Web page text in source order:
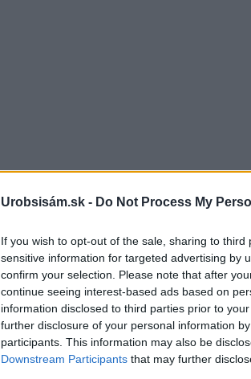
Urobsisám.sk - Do Not Process My
If you wish to opt-out of the sale, sharing to
sensitive information for targeted advertising by
confirm your selection. Please note that after
continue seeing interest-based ads based on
information disclosed to third parties prior to
further disclosure of your personal information
participants. This information may also be
Downstream Participants that may further